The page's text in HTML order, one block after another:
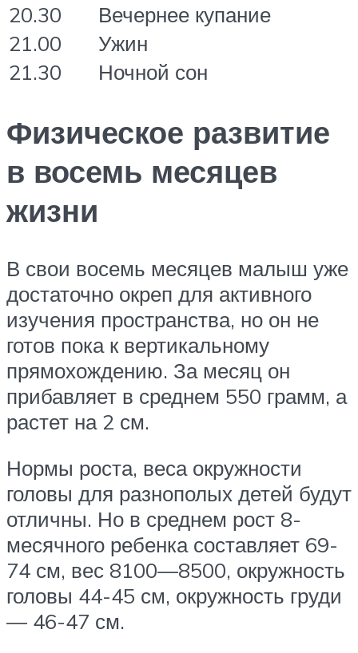
20.30
Вечернее купание
21.00
Ужин
21.30
Ночной сон
Физическое развитие
в восемь месяцев
жизни
В свои восемь месяцев малыш уже
достаточно окреп для активного
изучения пространства, но он не
готов пока к вертикальному
прямохождению. За месяц он
прибавляет в среднем 550 грамм, а
растет на 2 см.
Нормы роста, веса окружности
головы для разнополых детей будут
отличны. Но в среднем рост 8-
месячного ребенка составляет 69-
74 см, вес 8100—8500, окружность
головы 44-45 см, окружность груди
— 46-47 см.